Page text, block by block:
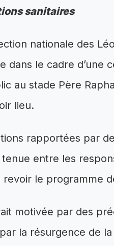
sanitaires
nationale des
dans le cadre d’une
au stade Père
lieu.
rapportées par
entre les
le programme
motivée par des
la résurgence de